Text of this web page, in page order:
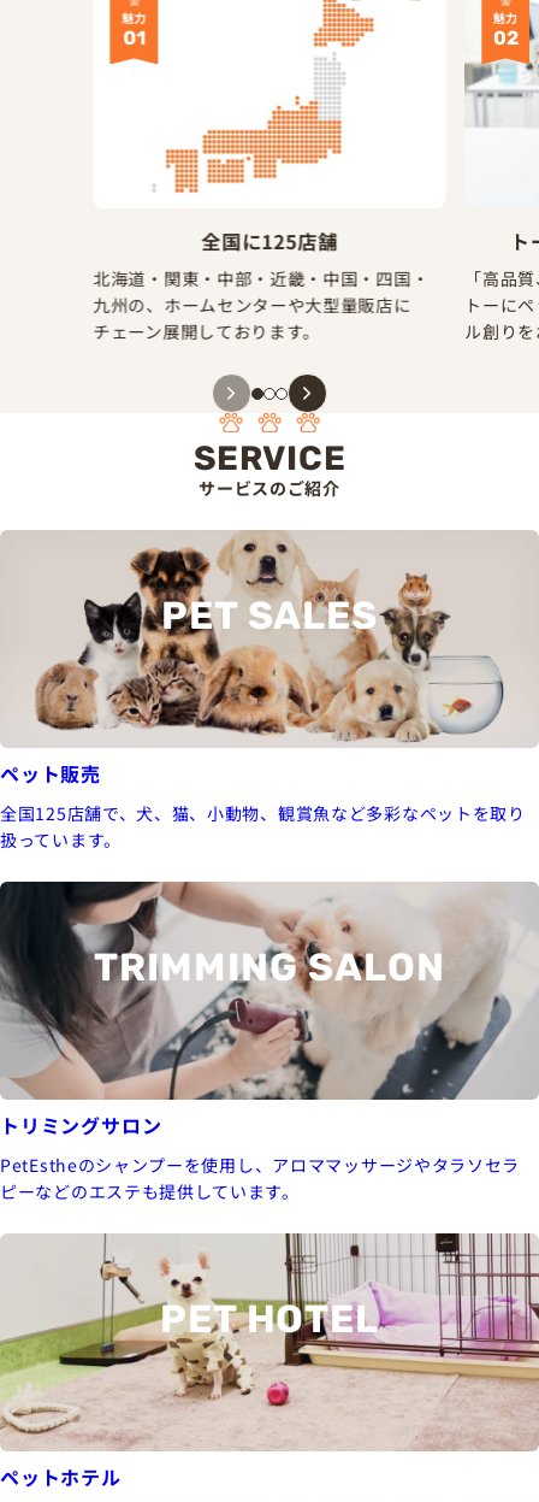
魅力
01
全国に125店舗
北海道・関東・中部・近畿・中国・四国・
九州の、ホームセンターや大型量販店に
チェーン展開しております。
魅力
02
「高品
トーに
ル創り
SERVICE
サービスのご紹介
PET SALES
ペット販売
全国125店舗で、犬、猫、小動物、観賞魚など多彩なペットを取り
扱っています。
TRIMMING SALON
トリミングサロン
PetEstheのシャンプーを使用し、アロママッサージやタラソセラ
ピーなどのエステも提供しています。
PET HOTEL
ペットホテル